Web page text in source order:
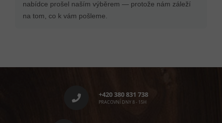
nabídce prošel naším výběrem — protože nám záleží
na tom, co k vám pošleme.
+420 380 831 738
PRACOVNÍ DNY 8 - 15H